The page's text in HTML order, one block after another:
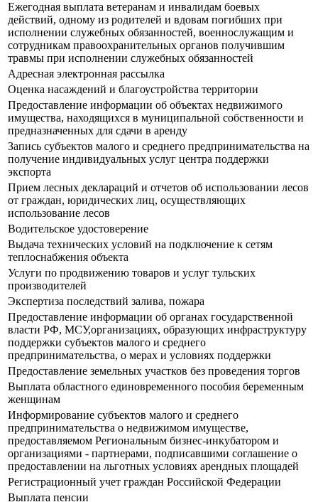
Ежегодная выплата ветеранам и инвалидам боевых
действий, одному из родителей и вдовам погибших при
исполнении служебных обязанностей, военнослужащим и
сотрудникам правоохранительных органов получившим
травмы при исполнении служебных обязанностей
Адресная электронная рассылка
Оценка насаждений и благоустройства территории
Предоставление информации об объектах недвижимого
имущества, находящихся в муниципальной собственности и
предназначенных для сдачи в аренду
Запись субъектов малого и среднего предпринимательства на
получение индивидуальных услуг центра поддержки
экспорта
Прием лесных деклараций и отчетов об использовании лесов
от граждан, юридических лиц, осуществляющих
использование лесов
Водительское удостоверение
Выдача технических условий на подключение к сетям
теплоснабжения объекта
Услуги по продвижению товаров и услуг тульских
производителей
Экспертиза последствий залива, пожара
Предоставление информации об органах государственной
власти РФ, МСУ,организациях, образующих инфраструктуру
поддержки субъектов малого и среднего
предпринимательства, о мерах и условиях поддержки
Предоставление земельных участков без проведения торгов
Выплата областного единовременного пособия беременным
женщинам
Информирование субъектов малого и среднего
предпринимательства о недвижимом имуществе,
предоставляемом Региональным бизнес-инкубатором и
организациями - партнерами, подписавшими соглашение о
предоставлении на льготных условиях арендных площадей
Регистрационный учет граждан Российской Федерации
Выплата пенсии